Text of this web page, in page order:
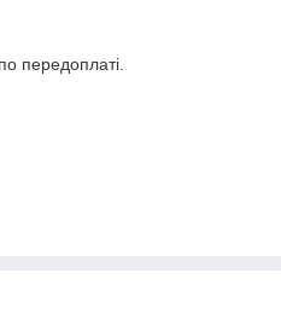
передоплаті.